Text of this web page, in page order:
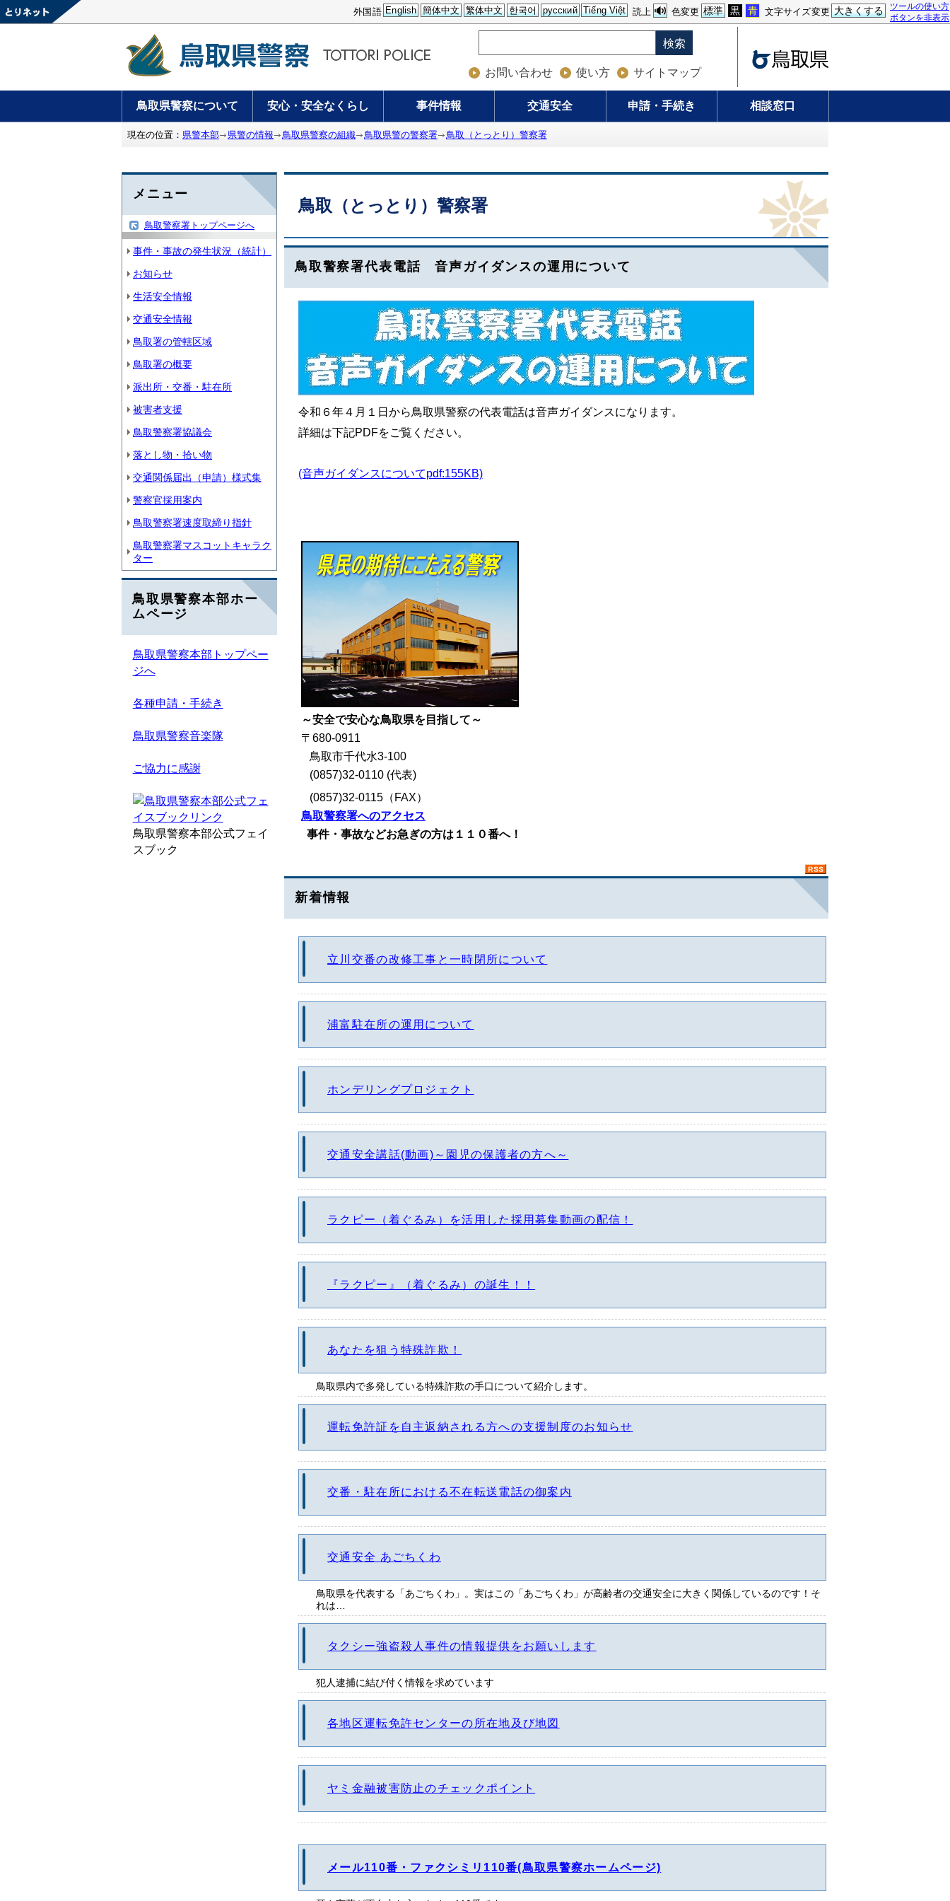
ツールの使い方
ボタンを非表示
文字サイズ変更 大きくする
色変更 標準 黒 青
読上
外国語 English 簡体中文 繁体中文 한국어 русский Tiếng Việt
検索
お問い合わせ 使い方 サイトマップ
鳥取県警察について 安心・安全なくらし 事件情報 交通安全 申請・手続き 相談窓口
現在の位置： 県警本部 県警の情報 鳥取県警察の組織 鳥取県警の警察署 鳥取（とっとり）警察署
メニュー
鳥取警察署トップページへ
事件・事故の発生状況（統計）
お知らせ
生活安全情報
交通安全情報
鳥取署の管轄区域
鳥取署の概要
派出所・交番・駐在所
被害者支援
鳥取警察署協議会
落とし物・拾い物
交通関係届出（申請）様式集
警察官採用案内
鳥取警察署速度取締り指針
鳥取警察署マスコットキャラク
ター
鳥取県警察本部ホー
ムページ
鳥取県警察本部トップペー
ジへ
各種申請・手続き
鳥取県警察音楽隊
ご協力に感謝
鳥取県警察本部公式フェイ
スブック
鳥取（とっとり）警察署
鳥取警察署代表電話 音声ガイダンスの運用について
令和６年４月１日から鳥取県警察の代表電話は音声ガイダンスになります。
詳細は下記PDFをご覧ください。
(音声ガイダンスについてpdf:155KB)
～安全で安心な鳥取県を目指して～
〒680-0911
鳥取市千代水3-100
(0857)32-0110 (代表)
(0857)32-0115（FAX）
鳥取警察署へのアクセス
事件・事故などお急ぎの方は１１０番へ！
新着情報
立川交番の改修工事と一時閉所について
浦富駐在所の運用について
ホンデリングプロジェクト
交通安全講話(動画)～園児の保護者の方へ～
ラクピー（着ぐるみ）を活用した採用募集動画の配信！
『ラクピー』（着ぐるみ）の誕生！！
あなたを狙う特殊詐欺！
鳥取県内で多発している特殊詐欺の手口について紹介します。
運転免許証を自主返納される方への支援制度のお知らせ
交番・駐在所における不在転送電話の御案内
交通安全 あごちくわ
鳥取県を代表する「あごちくわ」。実はこの「あごちくわ」が高齢者の交通安全に大きく関係しているのです！そ
れは…
タクシー強盗殺人事件の情報提供をお願いします
犯人逮捕に結び付く情報を求めています
各地区運転免許センターの所在地及び地図
ヤミ金融被害防止のチェックポイント
メール110番・ファクシミリ110番(鳥取県警察ホームページ)